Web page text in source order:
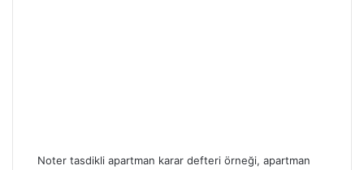
Noter tasdikli apartman karar defteri örneği, apartman